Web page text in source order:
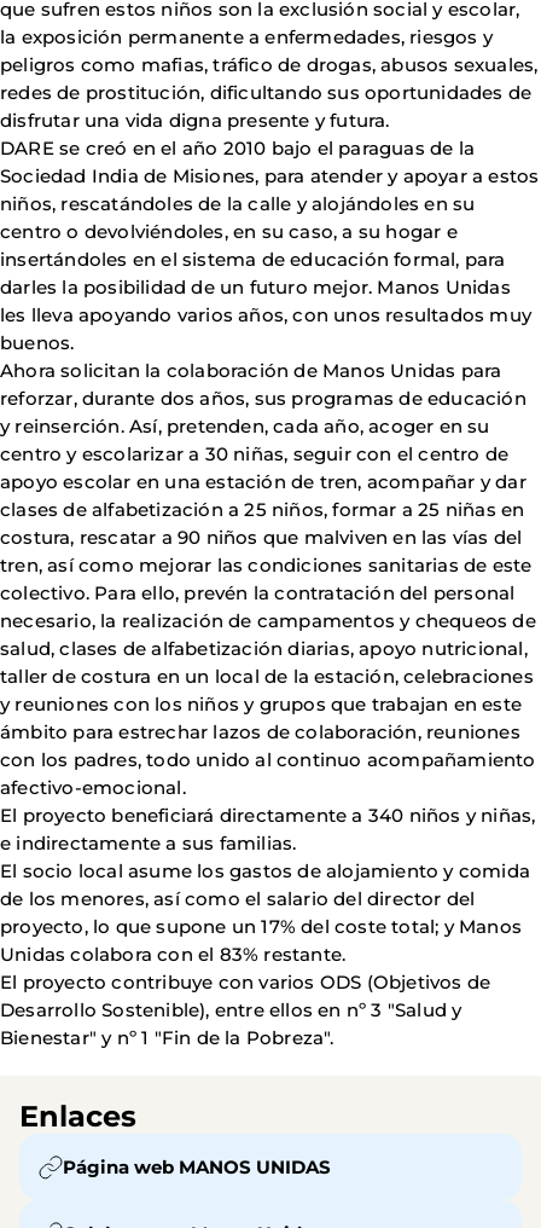
que sufren estos niños son la exclusión social y escolar,
la exposición permanente a enfermedades, riesgos y
peligros como mafias, tráfico de drogas, abusos sexuales,
redes de prostitución, dificultando sus oportunidades de
disfrutar una vida digna presente y futura.
DARE se creó en el año 2010 bajo el paraguas de la
Sociedad India de Misiones, para atender y apoyar a estos
niños, rescatándoles de la calle y alojándoles en su
centro o devolviéndoles, en su caso, a su hogar e
insertándoles en el sistema de educación formal, para
darles la posibilidad de un futuro mejor. Manos Unidas
les lleva apoyando varios años, con unos resultados muy
buenos.
Ahora solicitan la colaboración de Manos Unidas para
reforzar, durante dos años, sus programas de educación
y reinserción. Así, pretenden, cada año, acoger en su
centro y escolarizar a 30 niñas, seguir con el centro de
apoyo escolar en una estación de tren, acompañar y dar
clases de alfabetización a 25 niños, formar a 25 niñas en
costura, rescatar a 90 niños que malviven en las vías del
tren, así como mejorar las condiciones sanitarias de este
colectivo. Para ello, prevén la contratación del personal
necesario, la realización de campamentos y chequeos de
salud, clases de alfabetización diarias, apoyo nutricional,
taller de costura en un local de la estación, celebraciones
y reuniones con los niños y grupos que trabajan en este
ámbito para estrechar lazos de colaboración, reuniones
con los padres, todo unido al continuo acompañamiento
afectivo-emocional.
El proyecto beneficiará directamente a 340 niños y niñas,
e indirectamente a sus familias.
El socio local asume los gastos de alojamiento y comida
de los menores, así como el salario del director del
proyecto, lo que supone un 17% del coste total; y Manos
Unidas colabora con el 83% restante.
El proyecto contribuye con varios ODS (Objetivos de
Desarrollo Sostenible), entre ellos en nº 3 "Salud y
Bienestar" y nº 1 "Fin de la Pobreza".
Enlaces
Página web MANOS UNIDAS